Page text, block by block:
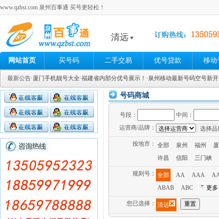
www.qzbst.com 泉州百事通 买号更轻松！
清远
网站首页 买号码 二手交易 优号贷款 移动
最新公告·厦门手机靓号大全·福建省内部分优号展示！ ·泉州移动最新号码空号新
号码商城
号段：
中间：
运营商/品牌：
按地市： 全部 泉州 福州
许昌
信阳 三门峡
规则号： 全部 AA AAA
ABAB
ABC 更多
您已选择： 清远